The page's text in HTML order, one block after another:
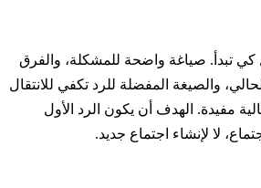
تبدأ. صياغة واضحة للمشكلة، والفرق
والصيغة المفضلة للرد تكفي للانتقال
مفيدة. الهدف أن يكون الرد الأول
لا لإنشاء اجتماع جديد.